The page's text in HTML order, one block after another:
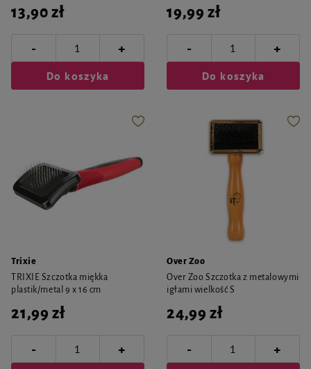
13,90 zł
- +
Do koszyka
19,99 zł
- +
Do koszyka
Trixie
TRIXIE Szczotka miękka
plastik/metal 9 x 16 cm
21,99 zł
- +
Over Zoo
Over Zoo Szczotka z metalowymi
igłami wielkość S
24,99 zł
- +